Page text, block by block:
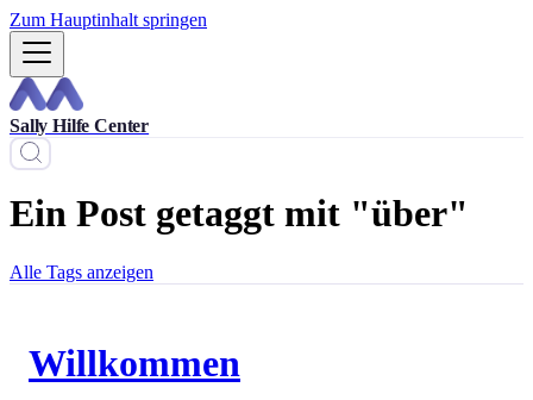
Zum Hauptinhalt springen
Sally Hilfe Center
Ein Post getaggt mit "über"
Alle Tags anzeigen
Willkommen